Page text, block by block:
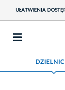
UŁATWIENIA